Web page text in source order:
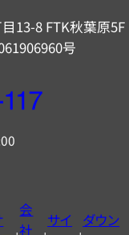
13-8 FTK秋葉原5F
号
会
社
サイ
ダウン